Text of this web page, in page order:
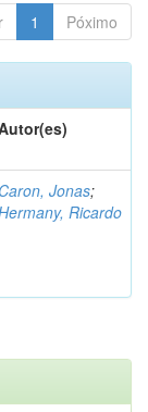
1 Póximo
Caron, Jonas;
Ricardo